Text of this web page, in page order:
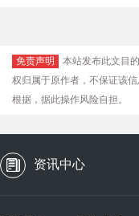
免责声明
本站发布此文目
权归属于原作者，不保证该
根据，据此操作风险自担。
资讯中心